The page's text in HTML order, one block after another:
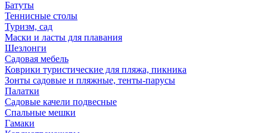
Батуты
Теннисные столы
Туризм, сад
Маски и ласты для плавания
Шезлонги
Садовая мебель
Коврики туристические для пляжа, пикника
Зонты садовые и пляжные, тенты-парусы
Палатки
Садовые качели подвесные
Спальные мешки
Гамаки